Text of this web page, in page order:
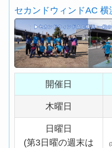
セカンドウィンドAC 横
開催日
木曜日
日曜日
(第3日曜の週末は